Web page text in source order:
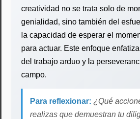
creatividad no se trata solo de
genialidad, sino también del
la capacidad de esperar el
para actuar. Este enfoque
del trabajo arduo y la
campo.
Para reflexionar: ¿Qué
realizas que demuestran tu